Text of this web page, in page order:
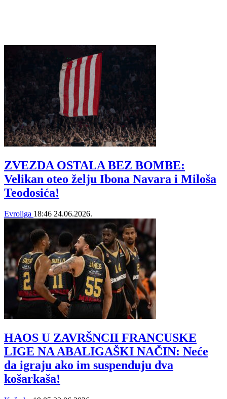
ZVEZDA OSTALA BEZ BOMBE:
Velikan oteo želju Ibona Navara i Miloša
Teodosića!
Evroliga 18:46 24.06.2026.
HAOS U ZAVRŠNCII FRANCUSKE
LIGE NA ABALIGAŠKI NAČIN: Neće
da igraju ako im suspenduju dva
košarkaša!